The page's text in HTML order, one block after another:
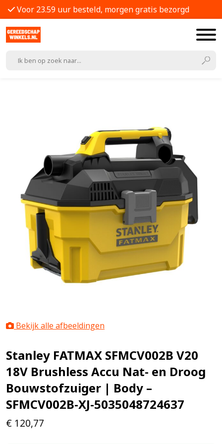
Voor 23.59 uur besteld, morgen gratis bezorgd
Bekijk alle afbeeldingen
Stanley FATMAX SFMCV002B V20
18V Brushless Accu Nat- en Droog
Bouwstofzuiger | Body –
SFMCV002B-XJ-5035048724637
€ 120,77